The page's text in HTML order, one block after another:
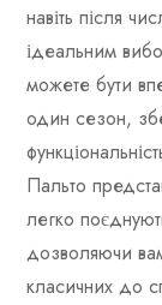
навіть після
ідеальним
можете бути
один сезон,
Пальто
легко
дозволяючи
класичних до